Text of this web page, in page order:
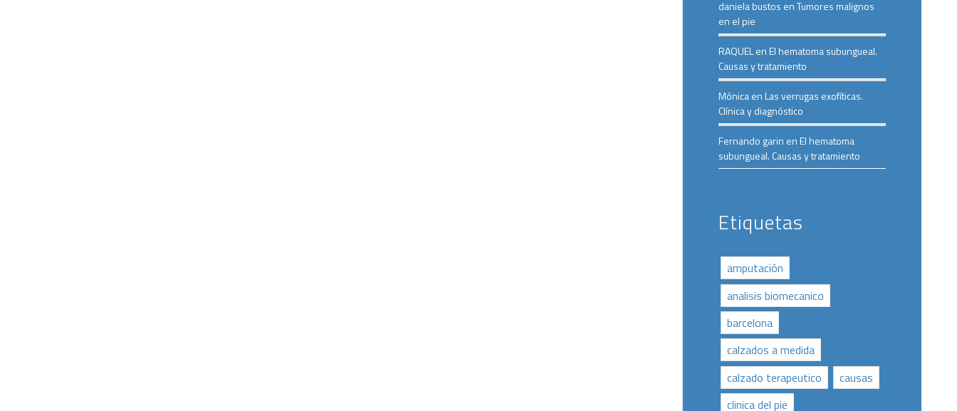
daniela bustos enTumores malignos
en el pie
RAQUELenEl hematoma subungueal.
Causas y tratamiento
MónicaenLas verrugas exofíticas.
Clínica y diagnóstico
Fernando garin enEl hematoma
subungueal. Causas y tratamiento
Etiquetas
amputación
analisis biomecanico
barcelona
calzados a medida
calzado terapeutico
causas
clinica del pie